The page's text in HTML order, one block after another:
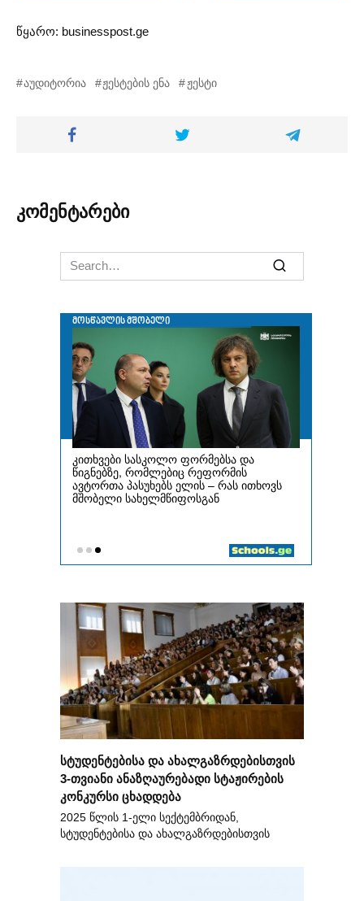
წყარო: businesspost.ge
აუდიტორია ჟესტების ენა ჟესტი
კომენტარები
Search
for:
სტუდენტებისა და ახალგაზრდებისთვის
3-თვიანი ანაზღაურებადი სტაჟირების
კონკურსი ცხადდება
2025 წლის 1-ელი სექტემბრიდან,
სტუდენტებისა და ახალგაზრდებისთვის